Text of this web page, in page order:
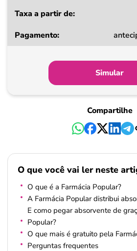
a
Pagamento
Simular
Compartilhe
O que você vai ler neste
O que é a Farmácia Popular?
A Farmácia Popular distribui
E como pegar absorvente de
Popular?
O que mais é gratuito pela
Perguntas frequentes